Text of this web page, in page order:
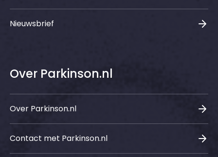
Nieuwsbrief
Over Parkinson.nl
Over Parkinson.nl
Contact met Parkinson.nl